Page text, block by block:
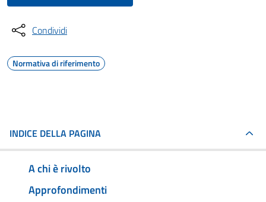
Condividi
Normativa di riferimento
INDICE DELLA PAGINA
A chi è rivolto
Approfondimenti